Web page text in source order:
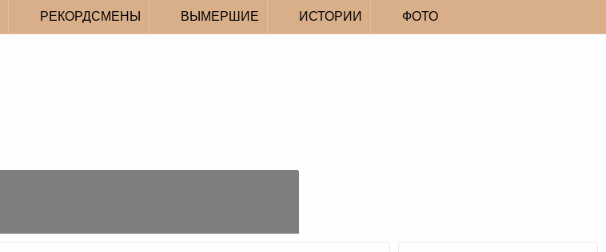
РЕКОРДСМЕНЫ ВЫМЕРШИЕ ИСТОРИИ ФОТО